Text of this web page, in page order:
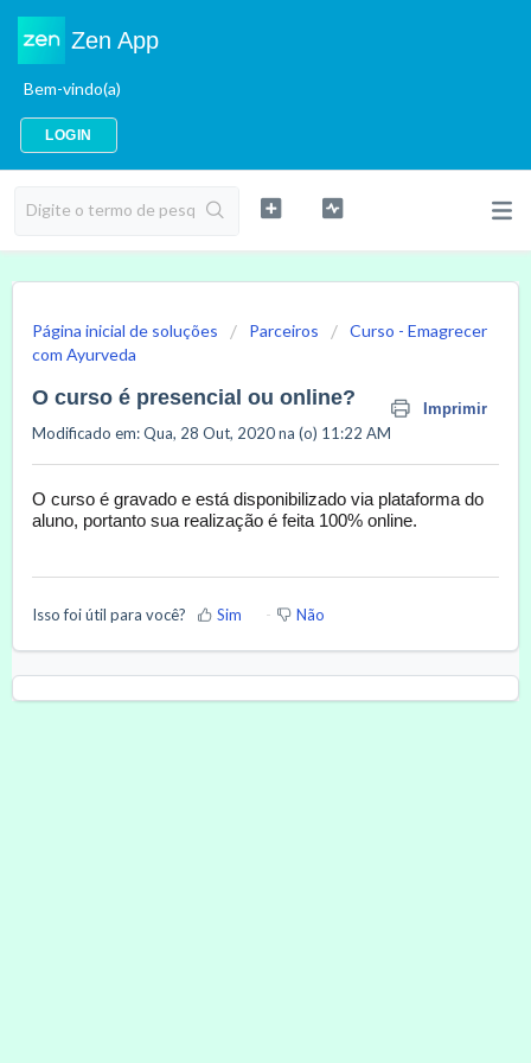
Zen App
Bem-vindo(a)
LOGIN
Página inicial de soluções Parceiros
Curso - Emagrecer
com Ayurveda
O curso é presencial ou online? Imprimir
Modificado em: Qua, 28 Out, 2020 na (o) 11:22 AM
O curso é gravado e está disponibilizado via plataforma do
aluno, portanto sua realização é feita 100% online.
Isso foi útil para você? Sim Não